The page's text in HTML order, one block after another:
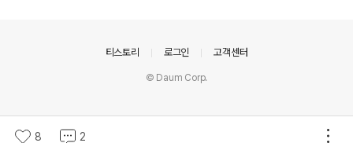
8 2
티스토리 로그인 고객센터
© Daum Corp.